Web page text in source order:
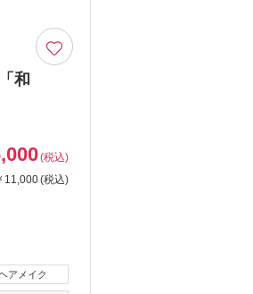
和
(税込)
11,000(税込)
アメイク